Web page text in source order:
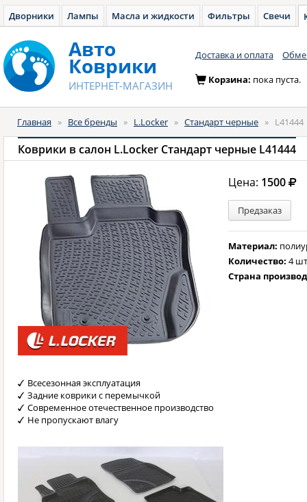
Дворники Лампы Масла и жидкости Фильтры Свечи
Авто
Коврики
ИНТЕРНЕТ-МАГАЗИН
Доставка и оплата
Корзина: пока пуста.
Главная » Все бренды » L.Locker » Стандарт черные » L41444
Коврики в салон L.Locker Стандарт черные L41444
Цена: 1500
Предзаказ
Материал:
Количество:4
Страна
Всесезонная эксплуатация
Задние коврики с перемычкой
Современное отечественное производство
Не пропускают влагу